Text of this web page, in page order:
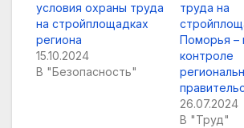
условия охраны труда
на стройплощадках
региона
15.10.2024
В "Безопасность"
труда на
Поморья –
контроле
26.07.2024
В "Труд"